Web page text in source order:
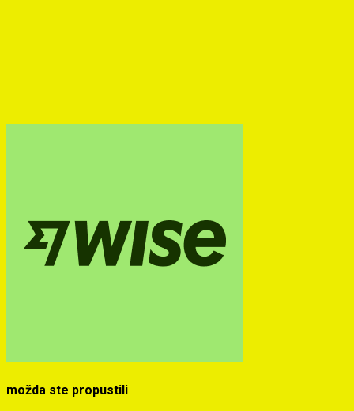
možda ste propustili